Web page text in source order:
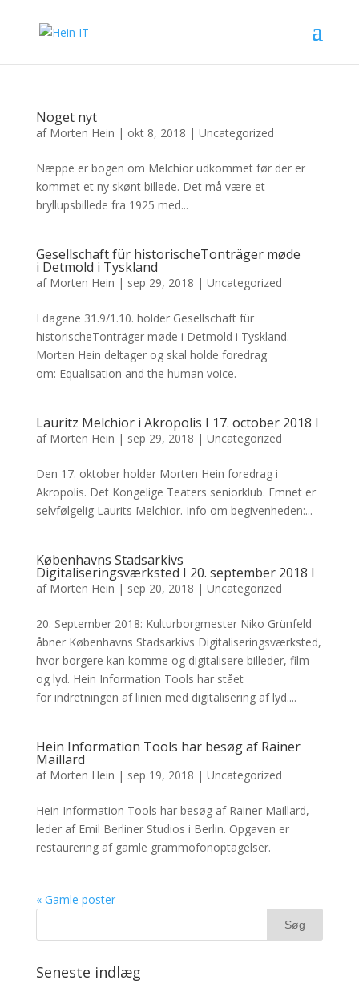
Noget nyt
af Morten Hein | okt 8, 2018 | Uncategorized
Næppe er bogen om Melchior udkommet før der er
kommet et ny skønt billede. Det må være et
bryllupsbillede fra 1925 med...
Gesellschaft für historischeTonträger møde
i Detmold i Tyskland
af Morten Hein | sep 29, 2018 | Uncategorized
I dagene 31.9/1.10. holder Gesellschaft für
historischeTonträger møde i Detmold i Tyskland.
Morten Hein deltager og skal holde foredrag
om: Equalisation and the human voice.
Lauritz Melchior i Akropolis I 17. october 2018 I
af Morten Hein | sep 29, 2018 | Uncategorized
Den 17. oktober holder Morten Hein foredrag i
Akropolis. Det Kongelige Teaters seniorklub. Emnet er
selvfølgelig Laurits Melchior. Info om begivenheden:...
Københavns Stadsarkivs
Digitaliseringsværksted I 20. september 2018 I
af Morten Hein | sep 20, 2018 | Uncategorized
20. September 2018: Kulturborgmester Niko Grünfeld
åbner Københavns Stadsarkivs Digitaliseringsværksted,
hvor borgere kan komme og digitalisere billeder, film
og lyd. Hein Information Tools har stået
for indretningen af linien med digitalisering af lyd....
Hein Information Tools har besøg af Rainer
Maillard
af Morten Hein | sep 19, 2018 | Uncategorized
Hein Information Tools har besøg af Rainer Maillard,
leder af Emil Berliner Studios i Berlin. Opgaven er
restaurering af gamle grammofonoptagelser.
« Gamle poster
Seneste indlæg